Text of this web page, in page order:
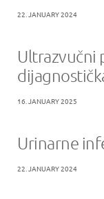
22. JANUARY 2024
Ultrazvučni
16. JANUARY 2025
Urinarne
22. JANUARY 2024